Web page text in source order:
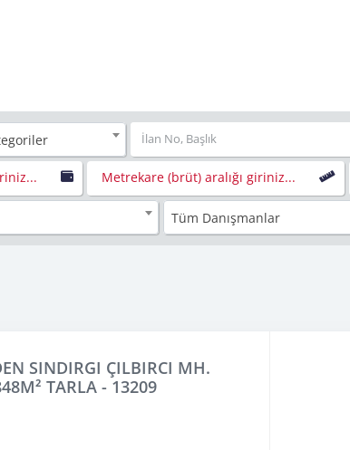
Metrekare (brüt) aralığı giriniz...
Tüm Danışmanlar
SINDIRGI ÇILBIRCI MH.
TARLA - 13209